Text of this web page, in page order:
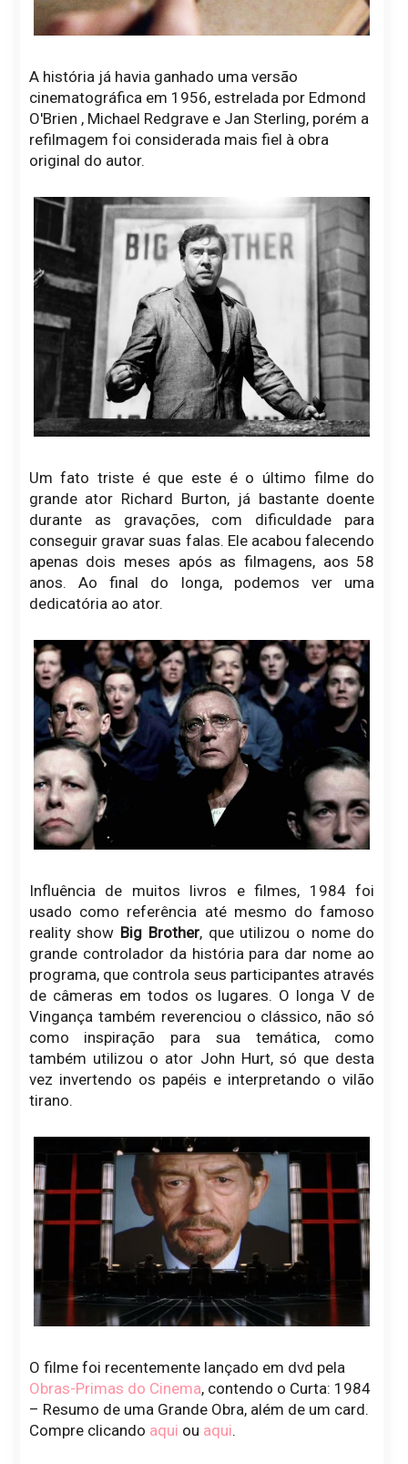
A história já havia ganhado uma versão
cinematográfica em 1956, estrelada por Edmond
O'Brien , Michael Redgrave e Jan Sterling, porém a
refilmagem foi considerada mais fiel à obra
original do autor.
Um fato triste é que este é o último filme do
grande ator Richard Burton, já bastante doente
durante as gravações, com dificuldade para
conseguir gravar suas falas. Ele acabou falecendo
apenas dois meses após as filmagens, aos 58
anos. Ao final do longa, podemos ver uma
dedicatória ao ator.
Influência de muitos livros e filmes, 1984 foi
usado como referência até mesmo do famoso
reality show Big Brother, que utilizou o nome do
grande controlador da história para dar nome ao
programa, que controla seus participantes através
de câmeras em todos os lugares. O longa V de
Vingança também reverenciou o clássico, não só
como inspiração para sua temática, como
também utilizou o ator John Hurt, só que desta
vez invertendo os papéis e interpretando o vilão
tirano.
O filme foi recentemente lançado em dvd pela
Obras-Primas do Cinema, contendo o Curta: 1984
– Resumo de uma Grande Obra, além de um card.
Compre clicando aqui ou aqui.